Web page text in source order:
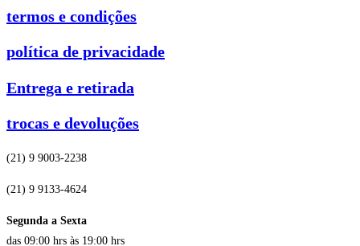
termos e condições
política de privacidade
Entrega e retirada
trocas e devoluções
(21) 9 9003-2238
(21) 9 9133-4624
Segunda a Sexta
das 09:00 hrs às 19:00 hrs